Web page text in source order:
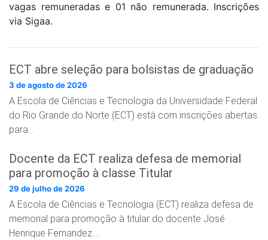
vagas remuneradas e 01 não remunerada. Inscrições
via Sigaa.
ECT abre seleção para bolsistas de graduação
3 de agosto de 2026
A Escola de Ciências e Tecnologia da Universidade Federal
do Rio Grande do Norte (ECT) está com inscrições abertas
para…
Docente da ECT realiza defesa de memorial
para promoção à classe Titular
29 de julho de 2026
A Escola de Ciências e Tecnologia (ECT) realiza defesa de
memorial para promoção à titular do docente José
Henrique Fernandez….